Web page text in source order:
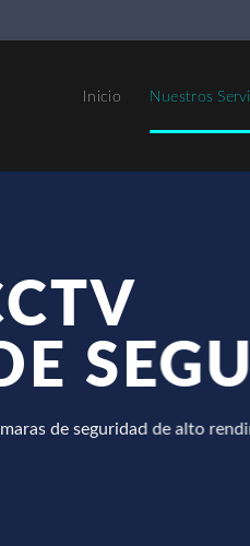
Inicio Nuestros
de seguridad de alto